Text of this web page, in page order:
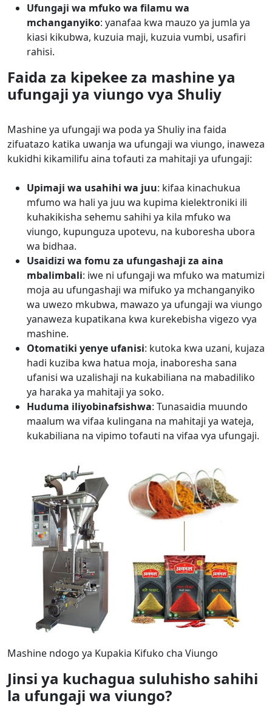
Ufungaji wa mfuko wa filamu wa
mchanganyiko: yanafaa kwa mauzo ya jumla ya
kiasi kikubwa, kuzuia maji, kuzuia vumbi, usafiri
rahisi.
Faida za kipekee za mashine ya
ufungaji ya viungo vya Shuliy
Mashine ya ufungaji wa poda ya Shuliy ina faida
zifuatazo katika uwanja wa ufungaji wa viungo, inaweza
kukidhi kikamilifu aina tofauti za mahitaji ya ufungaji:
Upimaji wa usahihi wa juu: kifaa kinachukua
mfumo wa hali ya juu wa kupima kielektroniki ili
kuhakikisha sehemu sahihi ya kila mfuko wa
viungo, kupunguza upotevu, na kuboresha ubora
wa bidhaa.
Usaidizi wa fomu za ufungashaji za aina
mbalimbali: iwe ni ufungaji wa mfuko wa matumizi
moja au ufungashaji wa mifuko ya mchanganyiko
wa uwezo mkubwa, mawazo ya ufungaji wa viungo
yanaweza kupatikana kwa kurekebisha vigezo vya
mashine.
Otomatiki yenye ufanisi: kutoka kwa uzani, kujaza
hadi kuziba kwa hatua moja, inaboresha sana
ufanisi wa uzalishaji na kukabiliana na mabadiliko
ya haraka ya mahitaji ya soko.
Huduma iliyobinafsishwa: Tunasaidia muundo
maalum wa vifaa kulingana na mahitaji ya wateja,
kukabiliana na vipimo tofauti na vifaa vya ufungaji.
Mashine ndogo ya Kupakia Kifuko cha Viungo
Jinsi ya kuchagua suluhisho sahihi
la ufungaji wa viungo?